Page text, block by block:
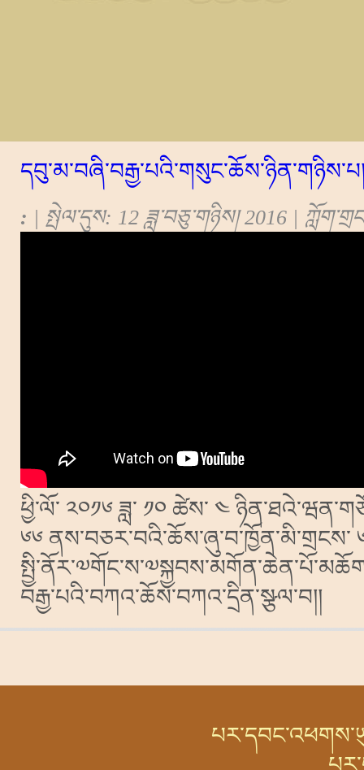
: | སྤེལ་དུས: 12 ཟླ་བཅུ་གཉིས། 2016 |
ཕྱི་ལོ་ ༢༠༡༦ ཟླ་ ༡༠ ཚེས་ ༤
༦༦ ནས་བཅར་བའི་ཆོས་ཞུ་བ་ཁྱོན་མི་གྲངས་
བརྒྱ་པའི་བཀའ་ཆོས་བཀའ་དྲིན་སྩལ་བ།།